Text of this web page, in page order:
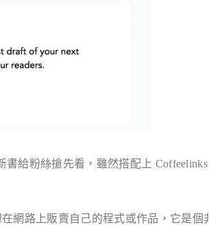
給粉絲搶先看，雖然搭配上
網路上販賣自己的程式或作品，它是個